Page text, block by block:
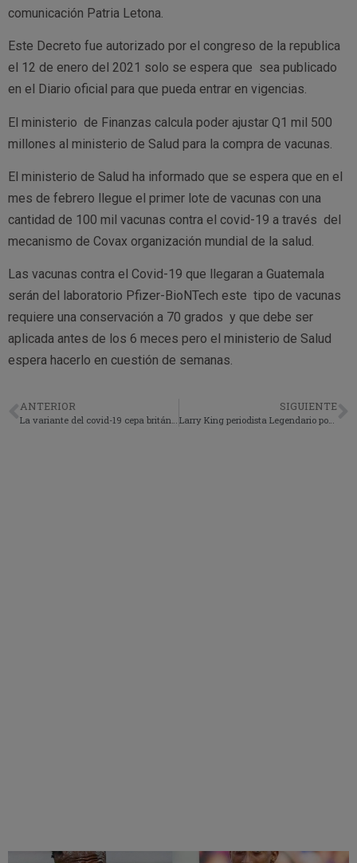
comunicación Patria Letona.
Este Decreto fue autorizado por el congreso de la republica
el 12 de enero del 2021 solo se espera que sea publicado
en el Diario oficial para que pueda entrar en vigencias.
El ministerio de Finanzas calcula poder ajustar Q1 mil 500
millones al ministerio de Salud para la compra de vacunas.
El ministerio de Salud ha informado que se espera que en el
mes de febrero llegue el primer lote de vacunas con una
cantidad de 100 mil vacunas contra el covid-19 a través del
mecanismo de Covax organización mundial de la salud.
Las vacunas contra el Covid-19 que llegaran a Guatemala
serán del laboratorio Pfizer-BioNTech este tipo de vacunas
requiere una conservación a 70 grados y que debe ser
aplicada antes de los 6 meces pero el ministerio de Salud
espera hacerlo en cuestión de semanas.
ANTERIOR SIGUIENTE
Larry King periodista Legendario por covid-19 a los 87 años.